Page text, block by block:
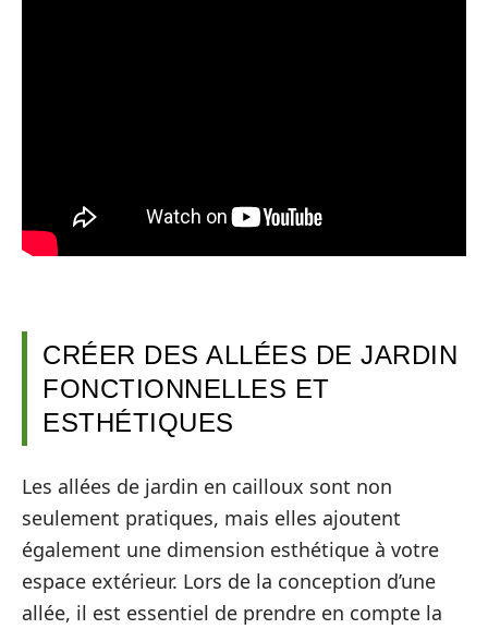
CRÉER DES ALLÉES DE JARDIN
FONCTIONNELLES ET
ESTHÉTIQUES
Les allées de jardin en cailloux sont non
seulement pratiques, mais elles ajoutent
également une dimension esthétique à votre
espace extérieur. Lors de la conception d’une
allée, il est essentiel de prendre en compte la